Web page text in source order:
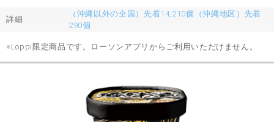
詳細
（沖縄以外の全国）先着14,210個（沖縄地区）先着
290個
※Loppi限定商品です。ローソンアプリからご利用いただけません。